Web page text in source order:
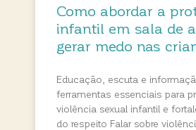
Como abordar a
infantil em sala de
gerar medo nas
Educação, escuta e
ferramentas essenciais para
violência sexual infantil e
do respeito Falar sobre